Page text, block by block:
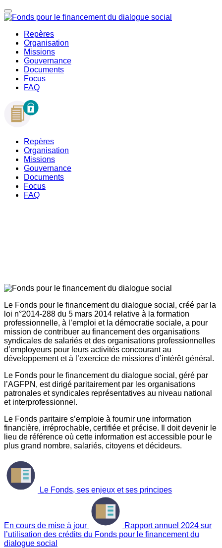
Repères
Organisation
Missions
Gouvernance
Documents
Focus
FAQ
Repères
Organisation
Missions
Gouvernance
Documents
Focus
FAQ
Le Fonds pour le financement du dialogue social, créé par la
loi n°2014-288 du 5 mars 2014 relative à la formation
professionnelle, à l’emploi et la démocratie sociale, a pour
mission de contribuer au financement des organisations
syndicales de salariés et des organisations professionnelles
d’employeurs pour leurs activités concourant au
développement et à l’exercice de missions d’intérêt général.
Le Fonds pour le financement du dialogue social, géré par
l’AGFPN, est dirigé paritairement par les organisations
patronales et syndicales représentatives au niveau national
et interprofessionnel.
Le Fonds paritaire s’emploie à fournir une information
financière, irréprochable, certifiée et précise. Il doit devenir le
lieu de référence où cette information est accessible pour le
plus grand nombre, salariés, citoyens et décideurs.
Le Fonds, ses enjeux et ses principes
En cours de mise à jour
Rapport annuel 2024 sur
l’utilisation des crédits du Fonds pour le financement du
dialogue social